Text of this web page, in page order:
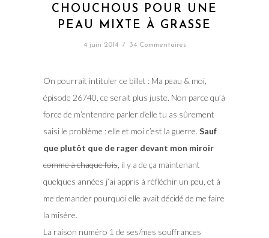
CHOUCHOUS POUR UNE
PEAU MIXTE À GRASSE
4 juin 2014 / 34 Commentaires
On pourrait intituler ce billet : Ma peau & moi,
épisode 26740, ce serait plus juste. Non parce qu’à
force de m’entendre parler d’elle tu as sûrement
saisi le problème : elle et moi c’est la guerre. Sauf
que plutôt que de rager devant mon miroir
comme à chaque fois, il y a de ça maintenant
quelques années j’ai appris à réfléchir un peu, et à
me demander pourquoi elle avait décidé de me faire
la misère.
La raison numéro 1 de ses/mes souffrances